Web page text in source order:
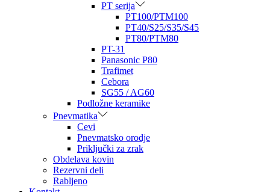
PT serija
PT100/PTM100
PT40/S25/S35/S45
PT80/PTM80
PT-31
Panasonic P80
Trafimet
Cebora
SG55 / AG60
Podložne keramike
Pnevmatika
Cevi
Pnevmatsko orodje
Priključki za zrak
Obdelava kovin
Rezervni deli
Rabljeno